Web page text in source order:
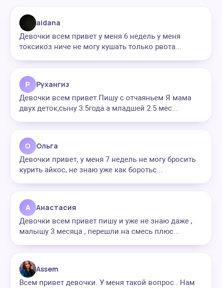
aidana
Девочки всем привет у меня 6 недель у меня
токсикоз ниче не могу кушать только рвота...
Р Рухангиз
Девочки всем привет.Пишу с отчаяньем Я мама
двух деток,сыну 3.5года а младшей 2.5 мес...
О Ольга
Девочки привет, у меня 7 недель не могу бросить
курить айкос, не знаю уже как боротьс...
А Анастасия
Девочки всем привет пишу и уже не знаю даже ,
малышу 3 месяца , перешли на смесь плюс...
Assem
Всем привет девочки. У меня такой вопрос . Нам